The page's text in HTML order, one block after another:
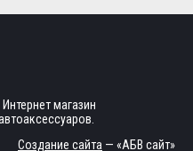
магазин
Создание сайта — «АБВ сайт»